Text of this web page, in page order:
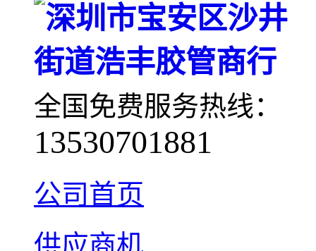
全国免费服务热线：
公司首页
供应商机